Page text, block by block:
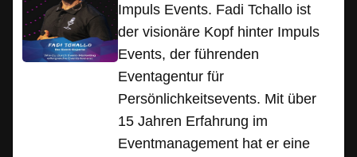
Impuls Events. Fadi Tchallo ist
der visionäre Kopf hinter Impuls
Events, der führenden
Eventagentur für
Persönlichkeitsevents. Mit über
15 Jahren Erfahrung im
Eventmanagement hat er eine